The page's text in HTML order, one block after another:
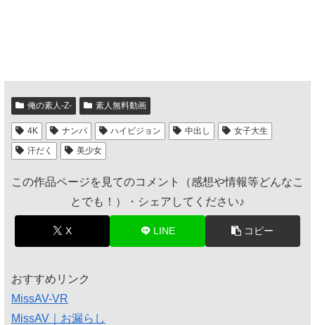
俺の素人-Z- 素人無料動画
4K ナンパ ハイビジョン 中出し
女子大生
汗だく
美少女
この作品ページを見てのコメント（感想や情報等どんなこ
とでも！）・シェアしてください♪
X LINE コピー
おすすめリンク
MissAV-VR
MissAV｜お漏らし